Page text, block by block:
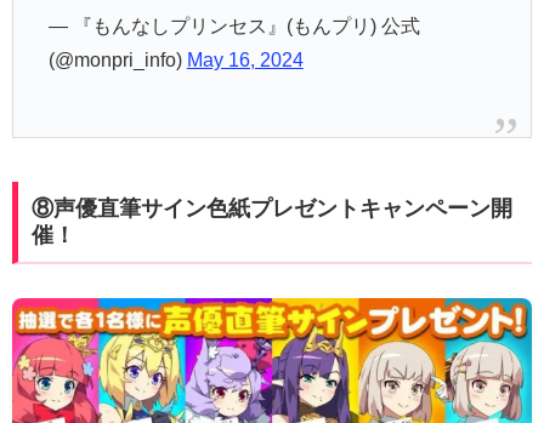
— 『もんなしプリンセス』(もんプリ) 公式
(@monpri_info) May 16, 2024
⑧声優直筆サイン色紙プレゼントキャンペーン開
催！